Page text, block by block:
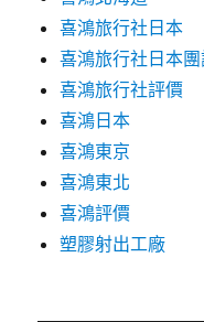
喜鴻旅行社日本
喜鴻旅行社日本
喜鴻旅行社評價
喜鴻日本
喜鴻東京
喜鴻東北
喜鴻評價
塑膠射出工廠